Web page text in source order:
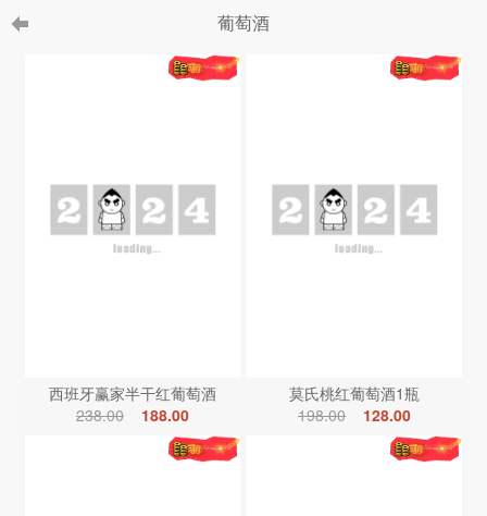
葡萄酒
西班牙赢家半干红葡萄酒
238.00
188.00
莫氏桃红葡萄酒1瓶
198.00
128.00